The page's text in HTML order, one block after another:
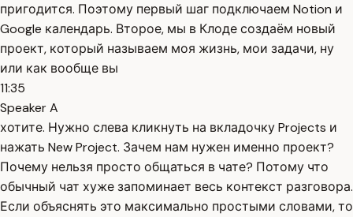
пригодится. Поэтому первый шаг подключаем Notion и
Google календарь. Второе, мы в Клоде создаём новый
проект, который называем моя жизнь, мои задачи, ну
или как вообще вы
11:35
Speaker A
хотите. Нужно слева кликнуть на вкладочку Projects и
нажать New Project. Зачем нам нужен именно проект?
Почему нельзя просто общаться в чате? Потому что
обычный чат хуже запоминает весь контекст разговора.
Если объяснять это максимально простыми словами, то